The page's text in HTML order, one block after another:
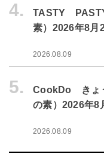
4.
TASTY
素）2026年8月
2026.08.09
5.
CookDo きょ
の素）2026年8
2026.08.09